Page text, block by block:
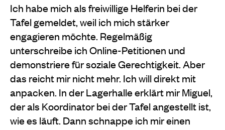
Ich habe mich als freiwillige Helferin bei der
Tafel gemeldet, weil ich mich stärker
engagieren möchte. Regelmäßig
unterschreibe ich Online-Petitionen und
demonstriere für soziale Gerechtigkeit. Aber
das reicht mir nicht mehr. Ich will direkt mit
anpacken. In der Lagerhalle erklärt mir Miguel,
der als Koordinator bei der Tafel angestellt ist,
wie es läuft. Dann schnappe ich mir einen